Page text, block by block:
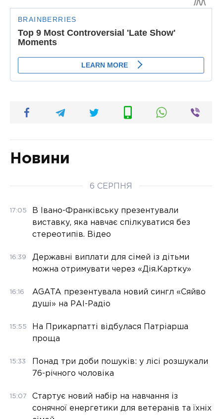
Новини
6 СЕРПНЯ
17:05
В Івано-Франківську презентували
виставку, яка навчає спілкуватися без
стереотипів. Відео
16:39
Державні виплати для сімей із дітьми
можна отримувати через «Дія.Картку»
16:16
AGATA презентувала новий сингл «Сяйво
душі» на РАІ-Радіо
15:55
На Прикарпатті відбулася Патріарша
проща
15:33
Понад три доби пошуків: у лісі розшукали
76-річного чоловіка
15:07
Стартує новий набір на навчання із
сонячної енергетики для ветеранів та їхніх